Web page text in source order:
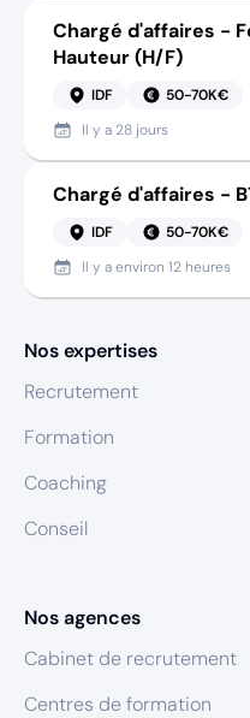
Chargé d'affaires -
Hauteur (H/F)
IDF
50-70K€
Il y a 28 jours
Chargé d'affaires -
IDF
50-70K€
Il y aenviron 12 heures
Nos expertises
Recrutement
Formation
Coaching
Conseil
Nos agences
Cabinet de recrutement
Centres de formation